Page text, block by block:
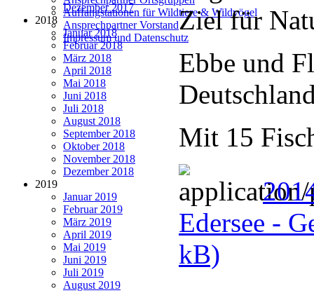
Auffangstationen für Wildtiere & Wildvögel
Ansprechpartner Vorstand
Impressum und Datenschutz
Dezember 2017
2018
Januar 2018
Februar 2018
März 2018
April 2018
Mai 2018
Juni 2018
Juli 2018
August 2018
September 2018
Oktober 2018
November 2018
Dezember 2018
2019
Januar 2019
Februar 2019
März 2019
April 2019
Mai 2019
Juni 2019
Juli 2019
August 2019
Ziel für
Ebbe und
Mit 15
Edersee -
kB)